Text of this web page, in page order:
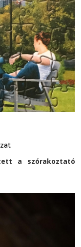
a szórakoztató